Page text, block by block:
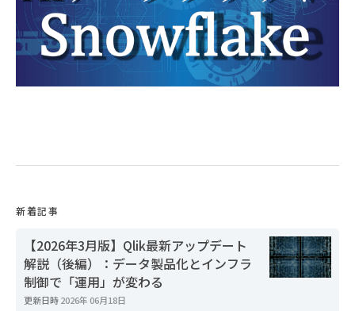
新着記事
【2026年3月版】Qlik最新アップデート
解説（後編）：データ製品化とインフラ
制御で「運用」が変わる
更新日時2026年 06月18日